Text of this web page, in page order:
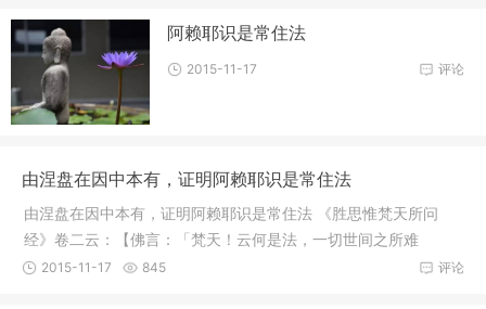
阿赖耶识是常住法
评论
2015-11-17
由涅盘在因中本有，证明阿赖耶识是常住法
由涅盘在因中本有，证明阿赖耶识是常住法 《胜思惟梵天所问
经》卷二云：【佛言：「梵天！云何是法，一切世间之所难
信？」梵天言
评论
2015-11-17 845